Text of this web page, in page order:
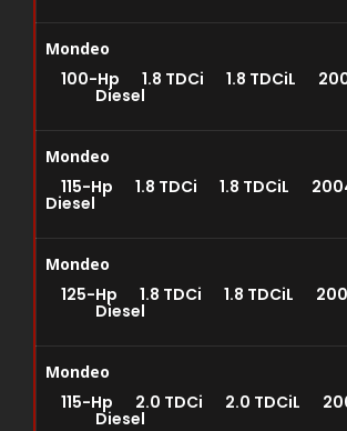
Mondeo
100-Hp 1.8 TDCi 1.8 TDCiL
Diesel
Mondeo
115-Hp 1.8 TDCi 1.8 TDCiL
Diesel
Mondeo
125-Hp 1.8 TDCi 1.8 TDCiL
Diesel
Mondeo
115-Hp 2.0 TDCi 2.0 TDCiL
Diesel